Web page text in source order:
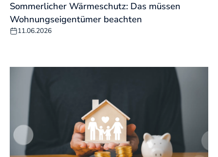
Sommerlicher Wärmeschutz: Das müssen
Wohnungseigentümer beachten
11.06.2026